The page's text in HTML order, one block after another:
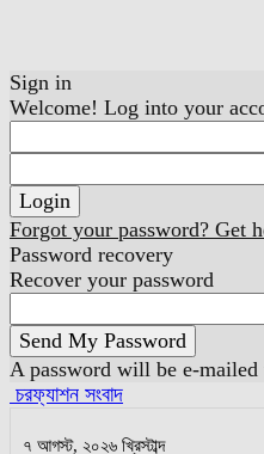
Sign in
Welcome! Log into your
Forgot your password? Get
Password recovery
Recover your password
A password will be e-mailed
চরফ্যাশন সংবাদ
৭ আগস্ট, ২০২৬ খ্রিস্টাব্দ